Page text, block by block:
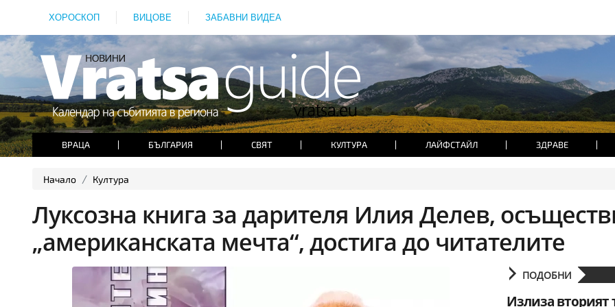
ХОРОСКОП ВИЦОВЕ ЗАБАВНИ ВИДЕА
ВРАЦА БЪЛГАРИЯ СВЯТ КУЛТУРА ЛАЙФСТАЙЛ ЗДРАВЕ
Начало Култура
Луксозна книга за дарителя Илия Делев,
„американската мечта“, достига до читателите
ПОДОБНИ
Излиза вторият